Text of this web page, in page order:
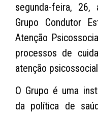
segunda-feira,
Grupo Condutor
Atenção
processos de
atenção
O Grupo é uma
da política de